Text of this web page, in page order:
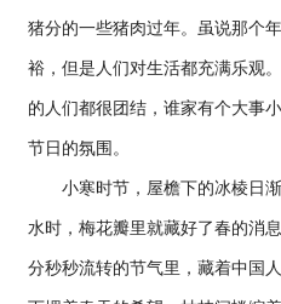
猪分的一些猪肉过年。虽说那个
裕，但是人们对生活都充满乐观
的人们都很团结，谁家有个大事
节日的氛围。
小寒时节，屋檐下的冰棱日渐
水时，梅花瓣里就藏好了春的消
分秒秒流转的节气里，藏着中国